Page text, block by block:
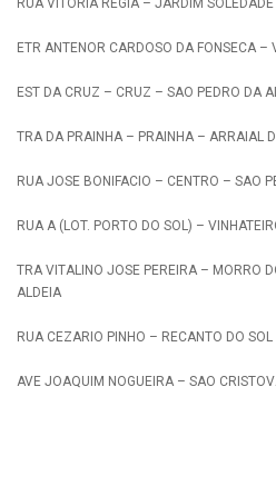
RUA VITORIA REGIA – JARDIM
ETR ANTENOR CARDOSO DA FONSECA
EST DA CRUZ – CRUZ – SAO PEDRO DA
TRA DA PRAINHA – PRAINHA – ARRAIAL
RUA JOSE BONIFACIO – CENTRO – SAO
RUA A (LOT. PORTO DO SOL) –
TRA VITALINO JOSE PEREIRA – MORRO
ALDEIA
RUA CEZARIO PINHO – RECANTO DO
AVE JOAQUIM NOGUEIRA – SAO